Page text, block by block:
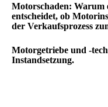
Motorschaden: Warum
entscheidet, ob
der Verkaufsprozess
Motorgetriebe und -
Instandsetzung.